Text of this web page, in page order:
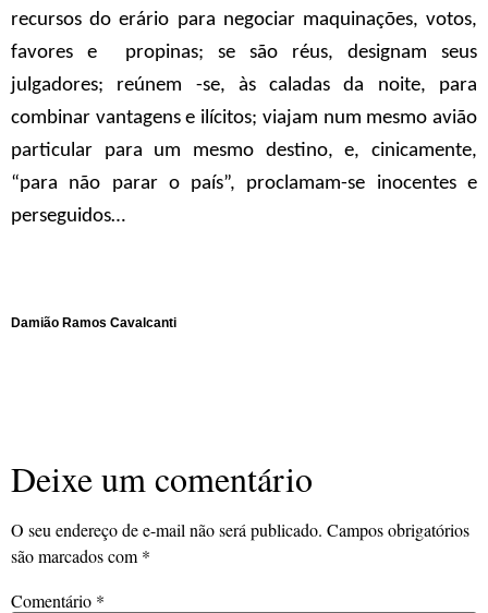
recursos do erário para negociar maquinações, votos,
favores e propinas; se são réus, designam seus
julgadores; reúnem -se, às caladas da noite, para
combinar vantagens e ilícitos; viajam num mesmo avião
particular para um mesmo destino, e, cinicamente,
“para não parar o país”, proclamam-se inocentes e
perseguidos…
Damião Ramos Cavalcanti
Deixe um comentário
O seu endereço de e-mail não será publicado. Campos obrigatórios
são marcados com *
Comentário *